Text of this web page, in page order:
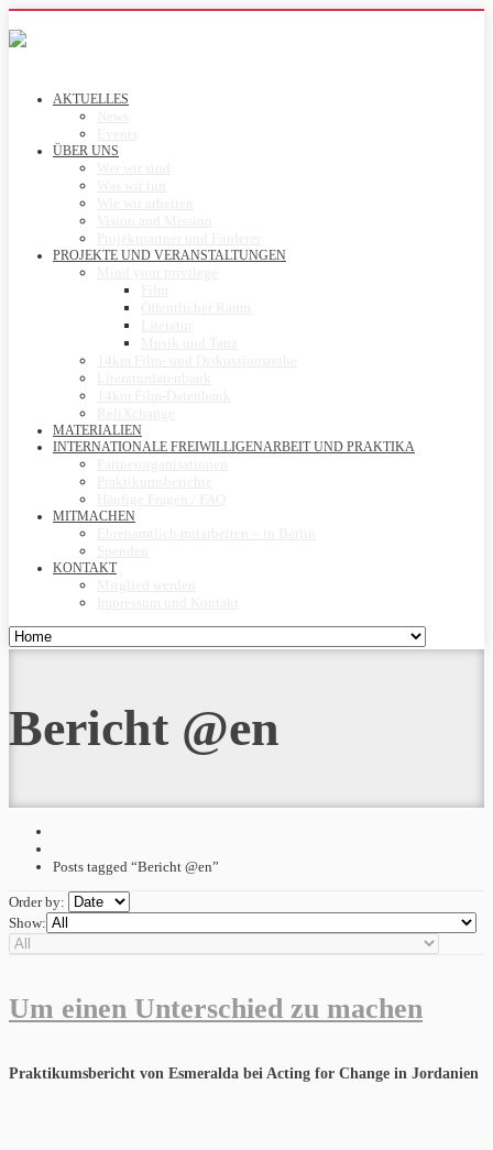
AKTUELLES
ÜBER UNS
PROJEKTE UND VERANSTALTUNGEN
MATERIALIEN
INTERNATIONALE FREIWILLIGENARBEIT UND PRAKTIKA
MITMACHEN
KONTAKT
Bericht @en
Posts tagged “Bericht @en”
Order by:
Show:
Um einen Unterschied zu machen
Praktikumsbericht von Esmeralda bei Acting for Change in Jordanien